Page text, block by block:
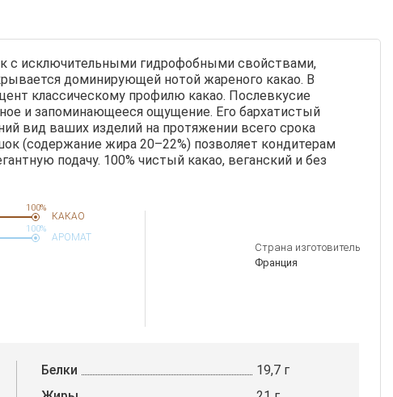
с исключительными гидрофобными свойствами,
доминирующей нотой жареного какао. В
классическому профилю какао. Послевкусие
и запоминающееся ощущение. Его бархатистый
вид ваших изделий на протяжении всего срока
(содержание жира 20–22%) позволяет кондитерам
подачу. 100% чистый какао, веганский и без
100%
КАКАО
100%
АРОМАТ
Страна изготовитель
Франция
Белки
19,7 г